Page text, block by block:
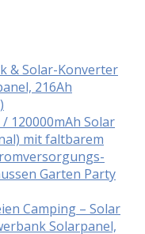
& Solar-Konverter
216Ah
120000mAh Solar
mit faltbarem
Garten Party
Camping – Solar
Solarpanel,